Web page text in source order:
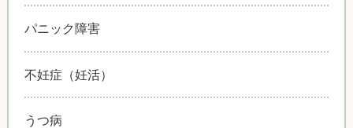
パニック障害
不妊症（妊活）
うつ病